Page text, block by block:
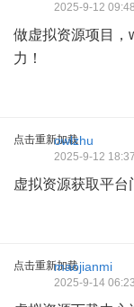
2025-9-12
做虚拟资源项目，
力！
点击重新加载
owlzhu
2025-9-12
虚拟资源获取平台
点击重新加载maojianmi
2025-9-14